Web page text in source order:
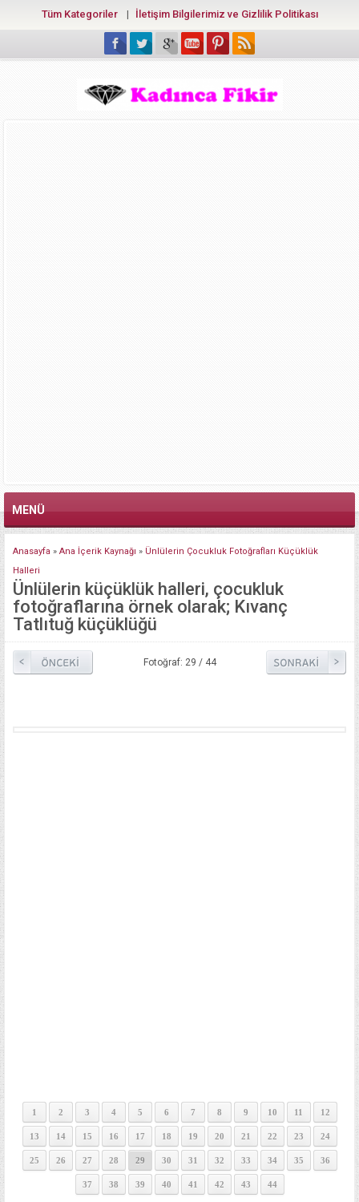
Tüm Kategoriler İletişim Bilgilerimiz ve Gizlilik Politikası
MENÜ
Anasayfa » Ana İçerik Kaynağı » Ünlülerin Çocukluk Fotoğrafları Küçüklük
Halleri
Ünlülerin küçüklük halleri, çocukluk
fotoğraflarına örnek olarak; Kıvanç
Tatlıtuğ küçüklüğü
Fotoğraf: 29 / 44
1 2 3 4 5 6 7 8 9 10 11 12
13 14 15 16 17 18 19 20 21 22 23 24
25 26 27 28 29 30 31 32 33 34 35 36
37 38 39 40 41 42 43 44